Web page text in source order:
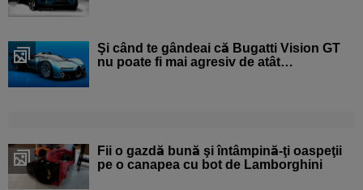
Şi când te gândeai că Bugatti Vision GT
nu poate fi mai agresiv de atât…
Fii o gazdă bună şi întâmpină-ţi oaspeţii
pe o canapea cu bot de Lamborghini